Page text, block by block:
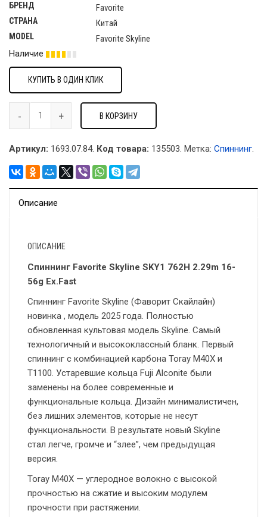
БРЕНД Favorite
СТРАНА Китай
MODEL
Favorite Skyline
Наличие
КУПИТЬ В ОДИН КЛИК
В КОРЗИНУ
Артикул: 1693.07.84. Код товара: 135503. Метка: Спиннинг.
Описание
ОПИСАНИЕ
Спиннинг Favorite Skyline SKY1 762H 2.29m 16-
56g Ex.Fast
Спиннинг Favorite Skyline (Фаворит Скайлайн)
новинка , модель 2025 года. Полностью
обновленная культовая модель Skyline. Самый
технологичный и высококлассный бланк. Первый
спиннинг с комбинацией карбона Toray M40X и
T1100. Устаревшие кольца Fuji Alconite были
заменены на более современные и
функциональные кольца. Дизайн минималистичен,
без лишних элементов, которые не несут
функциональности. В результате новый Skyline
стал легче, громче и “злее”, чем предыдущая
версия.
Toray M40X — углеродное волокно с высокой
прочностью на сжатие и высоким модулем
прочности при растяжении.